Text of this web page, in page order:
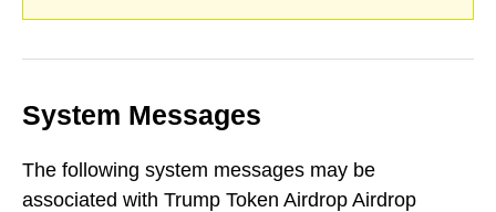
System Messages
The following system messages may be
associated with Trump Token Airdrop Airdrop